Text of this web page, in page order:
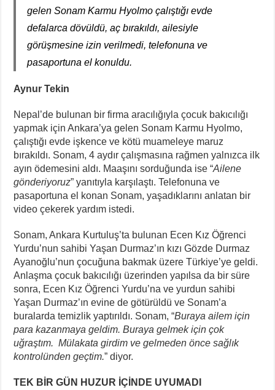
gelen Sonam Karmu Hyolmo çalıştığı evde
defalarca dövüldü, aç bırakıldı, ailesiyle
görüşmesine izin verilmedi, telefonuna ve
pasaportuna el konuldu.
Aynur Tekin
Nepal’de bulunan bir firma aracılığıyla çocuk bakıcılığı
yapmak için Ankara’ya gelen Sonam Karmu Hyolmo,
çalıştığı evde işkence ve kötü muameleye maruz
bırakıldı. Sonam, 4 aydır çalışmasına rağmen yalnızca ilk
ayın ödemesini aldı. Maaşını sorduğunda ise “Ailene
gönderiyoruz” yanıtıyla karşılaştı. Telefonuna ve
pasaportuna el konan Sonam, yaşadıklarını anlatan bir
video çekerek yardım istedi.
Sonam, Ankara Kurtuluş’ta bulunan Ecen Kız Öğrenci
Yurdu’nun sahibi Yaşan Durmaz’ın kızı Gözde Durmaz
Ayanoğlu’nun çocuğuna bakmak üzere Türkiye’ye geldi.
Anlaşma çocuk bakıcılığı üzerinden yapılsa da bir süre
sonra, Ecen Kız Öğrenci Yurdu’na ve yurdun sahibi
Yaşan Durmaz’ın evine de götürüldü ve Sonam’a
buralarda temizlik yaptırıldı. Sonam, “Buraya ailem için
para kazanmaya geldim. Buraya gelmek için çok
uğraştım. Mülakata girdim ve gelmeden önce sağlık
kontrolünden geçtim.” diyor.
TEK BİR GÜN HUZUR İÇİNDE UYUMADI